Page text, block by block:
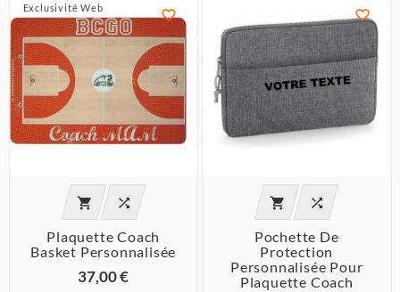
Exclusivité Web 
 
Plaquette Coach
Basket Personnalisée
37,00 €

 
Pochette De
Protection
Personnalisée Pour
Plaquette Coach